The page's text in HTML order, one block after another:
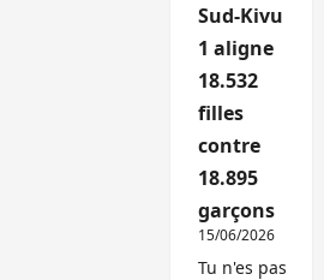
Sud-Kivu
1 aligne
18.532
filles
contre
18.895
garçons
15/06/2026
Tu n'es pas